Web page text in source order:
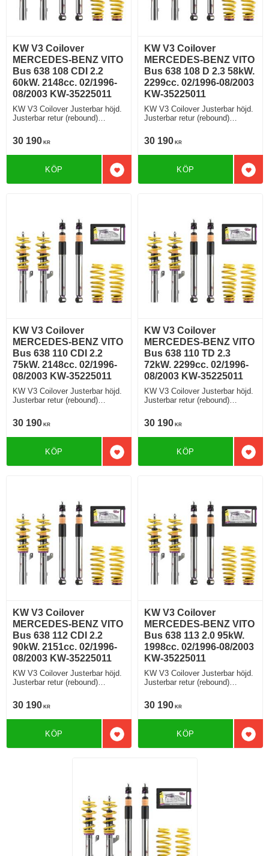
KW V3 Coilover
MERCEDES-BENZ VITO
Bus 638 108 CDI 2.2
60kW. 2148cc. 02/1996-
08/2003 KW-35225011
KW V3 Coilover Justerbar höjd.
Justerbar retur (rebound)
30 190 KR
Lägg till i favoriter
KÖP
KW V3 Coilover
MERCEDES-BENZ VITO
Bus 638 108 D 2.3 58kW.
2299cc. 02/1996-08/2003
KW-35225011
KW V3 Coilover Justerbar höjd.
Justerbar retur (rebound)
30 190 KR
KÖP
KW V3 Coilover
MERCEDES-BENZ VITO
Bus 638 110 CDI 2.2
75kW. 2148cc. 02/1996-
08/2003 KW-35225011
KW V3 Coilover Justerbar höjd.
Justerbar retur (rebound)
30 190 KR
Lägg till i favoriter
KÖP
KW V3 Coilover
MERCEDES-BENZ VITO
Bus 638 110 TD 2.3
72kW. 2299cc. 02/1996-
08/2003 KW-35225011
KW V3 Coilover Justerbar höjd.
Justerbar retur (rebound)
30 190 KR
KÖP
KW V3 Coilover
MERCEDES-BENZ VITO
Bus 638 112 CDI 2.2
90kW. 2151cc. 02/1996-
08/2003 KW-35225011
KW V3 Coilover Justerbar höjd.
Justerbar retur (rebound)
30 190 KR
Lägg till i favoriter
KÖP
KW V3 Coilover
MERCEDES-BENZ VITO
Bus 638 113 2.0 95kW.
1998cc. 02/1996-08/2003
KW-35225011
KW V3 Coilover Justerbar höjd.
Justerbar retur (rebound)
30 190 KR
KÖP